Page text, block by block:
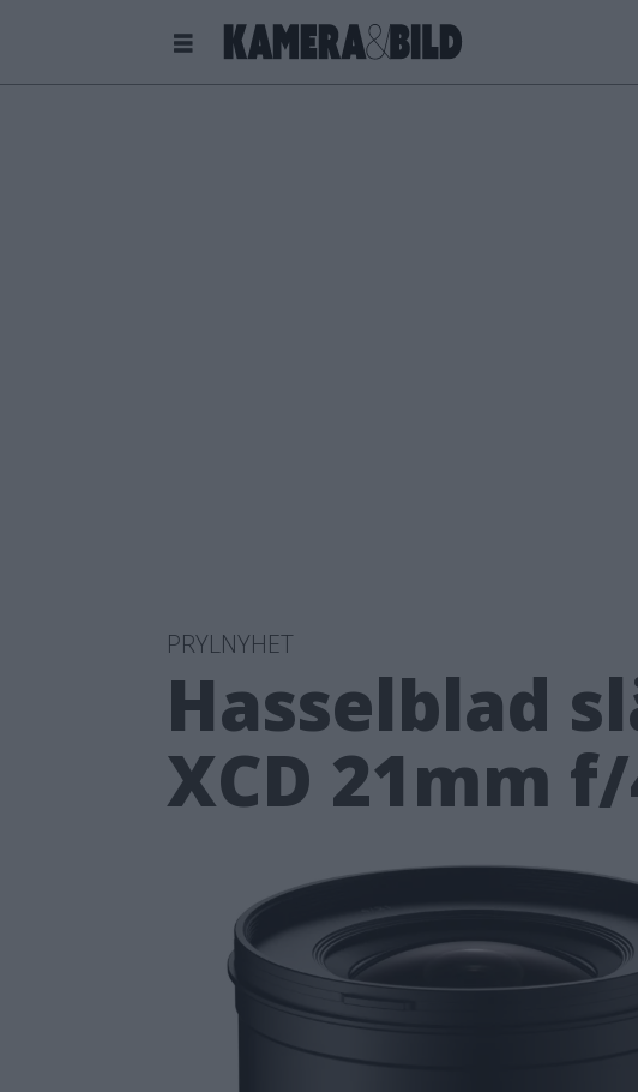
PRYLNYHET
Hasselblad
XCD 21mm